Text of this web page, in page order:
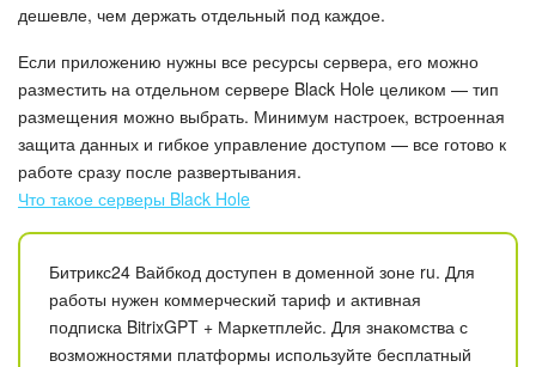
Мессенджер
Календарь
Диск
База знаний
Сайты
дешевле, чем держать отдельный под каждое.
Если приложению нужны все ресурсы сервера, его можно
разместить на отдельном сервере Black Hole целиком — тип
размещения можно выбрать. Минимум настроек, встроенная
защита данных и гибкое управление доступом — все готово к
работе сразу после развертывания.
Что такое серверы Black Hole
Битрикс24 Вайбкод доступен в доменной зоне ru. Для
работы нужен коммерческий тариф и активная
подписка BitrixGPT + Маркетплейс. Для знакомства с
возможностями платформы используйте бесплатный